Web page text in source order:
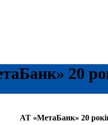
20
АТ «МетаБанк» 20